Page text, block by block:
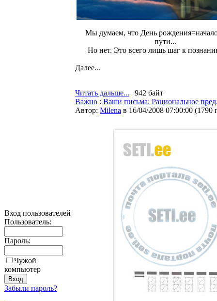
Вход пользователей
Пользователь:
Пароль:
Чужой
компьютер
Забыли пароль?
Мы думаем, что День
пути...
Но нет. Это всего лишь шаг к
Далее...
Читать дальше... | 942 байт
Важно : Ваши письма: Рациональное
Автор: Milena в 16/04/2008 07:00:00 (1790